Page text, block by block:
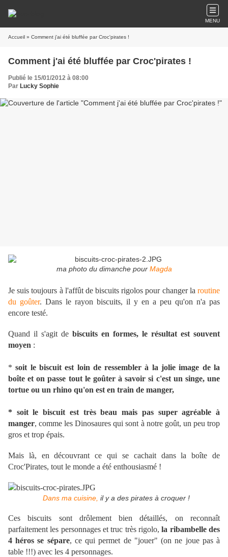
MENU
Accueil » Comment j'ai été bluffée par Croc'pirates !
Comment j'ai été bluffée par Croc'pirates !
Publié le 15/01/2012 à 08:00
Par Lucky Sophie
ma photo du dimanche pour Magda
Je suis toujours à l'affût de biscuits rigolos pour changer la routine
du goûter. Dans le rayon biscuits, il y en a peu qu'on n'a pas
encore testé.
Quand il s'agit de biscuits en formes, le résultat est souvent
moyen :
*soit le biscuit est loin de ressembler à la jolie image de la
boîte et on passe tout le goûter à savoir si c'est un singe, une
tortue ou un rhino qu'on est en train de manger,
* soit le biscuit est très beau mais pas super agréable à
manger, comme les Dinosaures qui sont à notre goût, un peu trop
gros et trop épais.
Mais là, en découvrant ce qui se cachait dans la boîte de
Croc'Pirates, tout le monde a été enthousiasmé !
Dans ma cuisine, il y a des pirates à croquer !
Ces biscuits sont drôlement bien détaillés, on reconnaît
parfaitement les personnages et truc très rigolo,la ribambelle des
4 héros se sépare, ce qui permet de "jouer" (on ne joue pas à
table !!!) avec les 4 personnages.